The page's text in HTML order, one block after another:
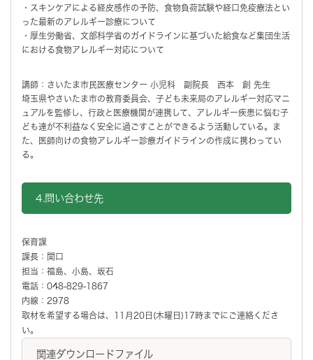
・スキンケアによる経皮感作の予防、食物負荷試験や経口免疫療法とい
った最新のアレルギー診療について
・厚生労働省、文部科学省のガイドラインに基づいた給食など集団生活
における食物アレルギー対応について
講師：さいたま市民医療センター 小児科 副院長 西本 創 先生
埼玉県やさいたま市の教育委員会、子ども未来局のアレルギー対応マニ
ュアルを監修し、行政と医療機関が連携して、アレルギー疾患に悩む子
ども達が不利益なく安全に過ごすことができるよう活動している。ま
た、医師向けの食物アレルギー診療ガイドラインの作成に携わってい
る。
4.問い合わせ先
保育課
課長：関口
担当：福島、小島、坂石
電話：048-829-1867
内線：2978
取材を希望する場合は、11月20日(木曜日)17時までにご連絡くださ
い。
関連ダウンロードファイル